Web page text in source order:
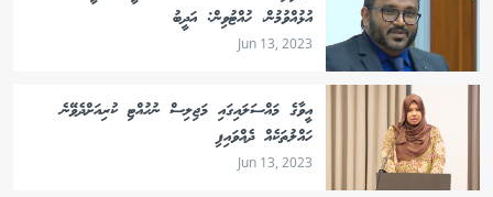
އުޅުއްވުމުން، ހުއްޓުވިން: އަދީބު
Jun 13, 2023
އީވާގެ މައްސަލައިގައި މަޖިލިސް ނުހުއްޓި ކުރިއަށްދެވޭނެ
ހައްލުތަކެއް ދެއްވައިފި
Jun 13, 2023